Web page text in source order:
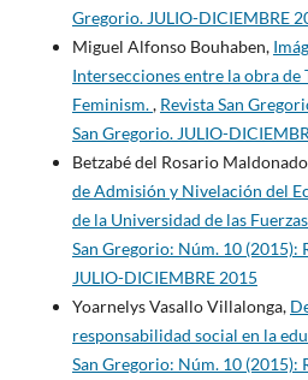
Gregorio. JULIO-DICIEMBRE
Miguel Alfonso Bouhaben,
Intersecciones entre la obra de
Feminism., Revista San
San Gregorio. JULIO-
Betzabé del Rosario
de Admisión y Nivelación del
de la Universidad de las
San Gregorio: Núm. 10 (2015):
JULIO-DICIEMBRE 2015
Yoarnelys Vasallo Villalonga,
responsabilidad social en la
San Gregorio: Núm. 10 (2015):